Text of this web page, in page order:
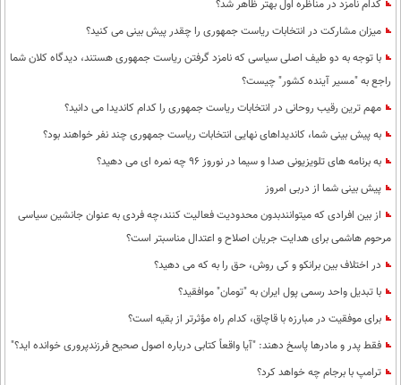
کدام نامزد در مناظره اول بهتر ظاهر شد؟
میزان مشارکت در انتخابات ریاست جمهوری را چقدر پیش بینی می کنید؟
با توجه به دو طیف اصلی سیاسی که نامزد گرفتن ریاست جمهوری هستند، دیدگاه کلان شما
راجع به "مسیر آینده کشور" چیست؟
مهم ترین رقیب روحانی در انتخابات ریاست جمهوری را کدام کاندیدا می دانید؟
به پیش بینی شما، کاندیداهای نهایی انتخابات ریاست جمهوری چند نفر خواهند بود؟
به برنامه های تلویزیونی صدا و سیما در نوروز 96 چه نمره ای می دهید؟
پیش بینی شما از دربی امروز
از بین افرادی که میتوانندبدون محدودیت فعالیت کنند،چه فردی به عنوان جانشین سیاسی
مرحوم هاشمی برای هدایت جریان اصلاح و اعتدال مناسبتر است؟
در اختلاف بین برانکو و کی روش، حق را به که می دهید؟
با تبدیل واحد رسمی پول ایران به "تومان" موافقید؟
برای موفقیت در مبارزه با قاچاق، کدام راه مؤثرتر از بقیه است؟
فقط پدر و مادرها پاسخ دهند: "آیا واقعاً کتابی درباره اصول صحیح فرزندپروری خوانده اید؟"
ترامپ با برجام چه خواهد کرد؟